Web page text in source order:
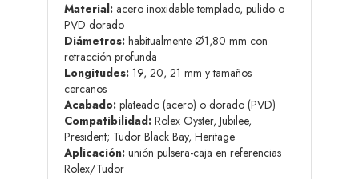
Material: acero inoxidable templado, pulido o
PVD dorado
Diámetros: habitualmente Ø1,80 mm con
retracción profunda
Longitudes: 19, 20, 21 mm y tamaños
cercanos
Acabado: plateado (acero) o dorado (PVD)
Compatibilidad: Rolex Oyster, Jubilee,
President; Tudor Black Bay, Heritage
Aplicación: unión pulsera-caja en referencias
Rolex/Tudor